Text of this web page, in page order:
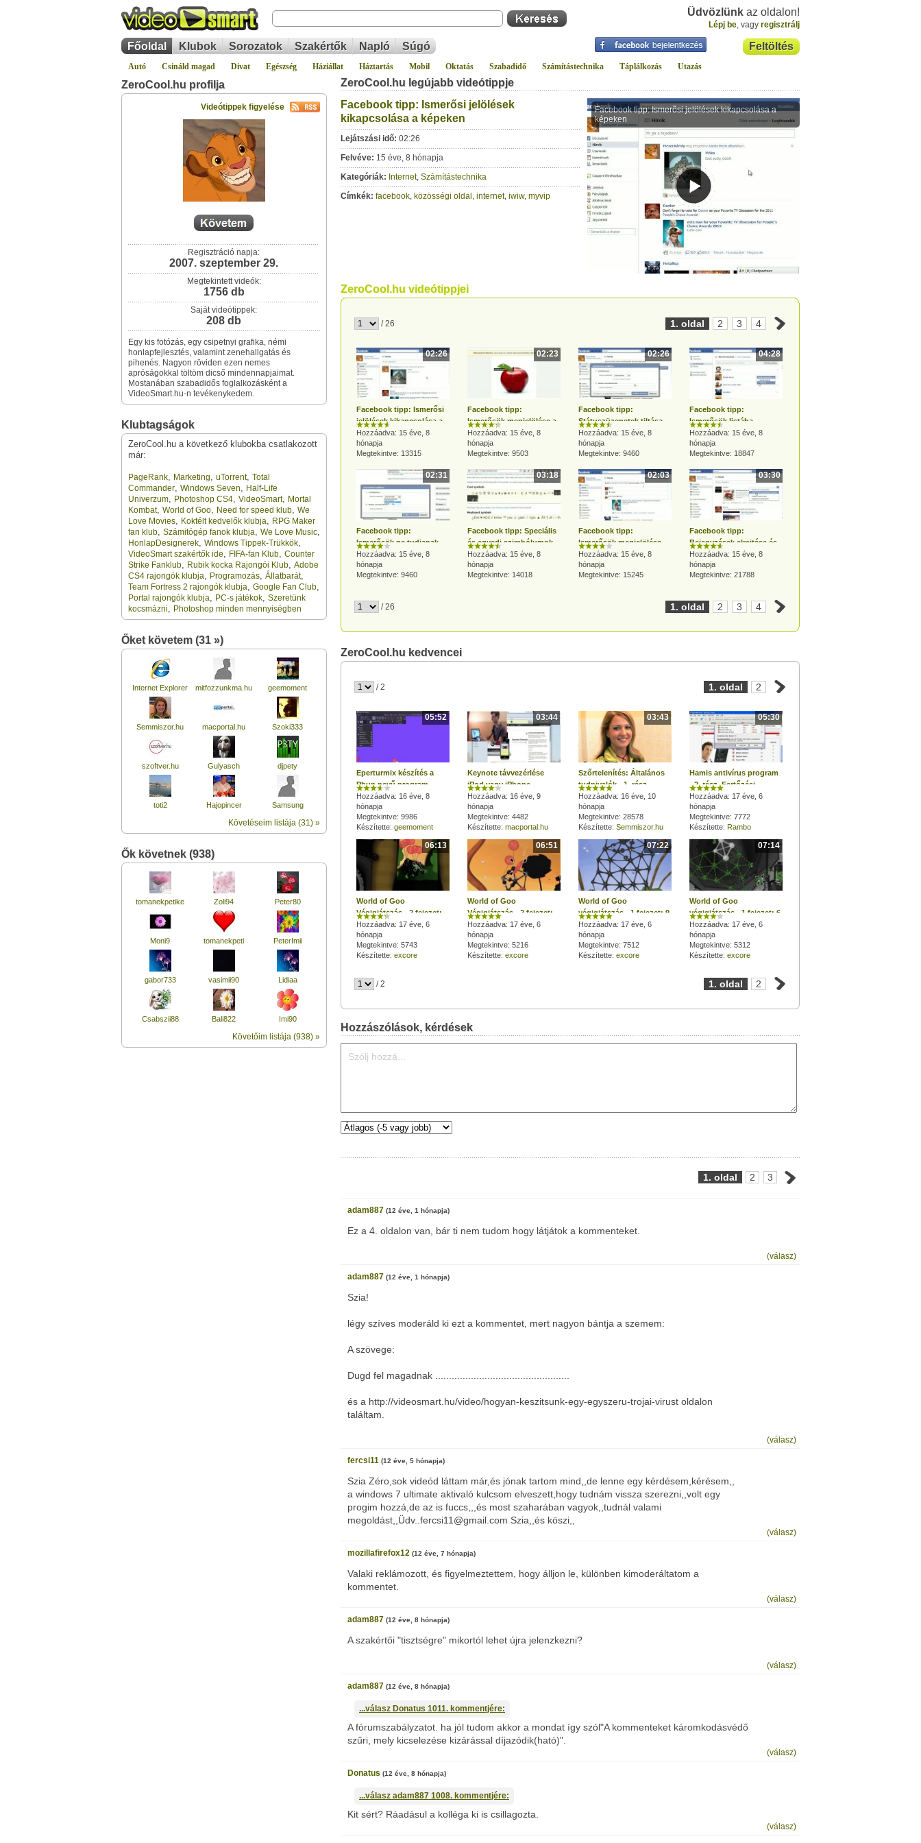
Üdvözlünk az oldalon!
Lépj be, vagy regisztrálj
Feltöltés
Főoldal Klubok Sorozatok Szakértők Napló Súgó
Autó Csináld magad Divat Egészség Háziállat Háztartás Mobil Oktatás Szabadidő Számítástechnika Táplálkozás Utazás
ZeroCool.hu profilja
Videótippek figyelése
Regisztráció napja:
2007. szeptember 29.
Megtekintett videók:
1756 db
Saját videótippek:
208 db
Egy kis fotózás, egy csipetnyi grafika, némi
honlapfejlesztés, valamint zenehallgatás és
pihenés. Nagyon röviden ezen nemes
apróságokkal töltöm dicső mindennapjaimat.
Mostanában szabadidős foglalkozásként a
VideoSmart.hu-n tevékenykedem.
Klubtagságok
ZeroCool.hu a következő klubokba csatlakozott
már:
PageRank, Marketing, uTorrent, Total
Commander, Windows Seven, Half-Life
Univerzum, Photoshop CS4, VideoSmart, Mortal
Kombat, World of Goo, Need for speed klub, We
Love Movies, Koktélt kedvelők klubja, RPG Maker
fan klub, Számitógép fanok klubja, We Love Music,
HonlapDesignerek, Windows Tippek-Trükkök,
VideoSmart szakértők ide, FIFA-fan Klub, Counter
Strike Fanklub, Rubik kocka Rajongói Klub, Adobe
CS4 rajongók klubja, Programozás, Állatbarát,
Team Fortress 2 rajongók klubja, Google Fan Club,
Portal rajongók klubja, PC-s játékok, Szeretünk
kocsmázni, Photoshop minden mennyiségben
Őket követem (31 »)
Internet Explorer mitfozzunkma.hu geemoment
Semmiszor.hu macportal.hu Szoki333
szoftver.hu Gulyasch djpety
toti2 Hajopincer Samsung
Követéseim listája (31) »
Ők követnek (938)
tomanekpetike Zoli94 Peter80
Moni9 tomanekpeti PeterImii
gabor733 vasimii90 Lidiaa
Csabszii88 Bali822 Imi90
Követőim listája (938) »
ZeroCool.hu legújabb videótippje
Facebook tipp: Ismerősi jelölések
kikapcsolása a képeken
Lejátszási idő: 02:26
Felvéve: 15 éve, 8 hónapja
Kategóriák: Internet, Számítástechnika
Címkék: facebook, közösségi oldal , internet, iwiw, myvip
ZeroCool.hu videótippjei
/ 26 1. oldal 2 3 4
Facebook tipp: Ismerősi
jelölések kikapcsolása a
képeken
02:26
Hozzáadva: 15 éve, 8
hónapja
Megtekintve: 13315
Facebook tipp:
Ismerősök megjelölése a
képeken
02:23
Hozzáadva: 15 éve, 8
hónapja
Megtekintve: 9503
Facebook tipp:
Státuszüzenetek tiltása
megadott emberek, listák
elől
02:26
Hozzáadva: 15 éve, 8
hónapja
Megtekintve: 9460
Facebook tipp:
Ismerősök listába
rendezése, listák kezelése
04:28
Hozzáadva: 15 éve, 8
hónapja
Megtekintve: 18847
Facebook tipp:
Ismerősök ne tudjanak
írni az üzenőfalamra
02:31
Hozzáadva: 15 éve, 8
hónapja
Megtekintve: 9460
Facebook tipp: Speciális
és egyedi szimbólumok
írása a státuszüzenetbe
03:18
Hozzáadva: 15 éve, 8
hónapja
Megtekintve: 14018
Facebook tipp:
Ismerősök megjelölése
státuszüzenetben
02:03
Hozzáadva: 15 éve, 8
hónapja
Megtekintve: 15245
Facebook tipp:
Bejegyzések elrejtése és
beállítása a hírfolyamban
03:30
Hozzáadva: 15 éve, 8
hónapja
Megtekintve: 21788
/ 26 1. oldal 2 3 4
ZeroCool.hu kedvencei
/ 2 1. oldal 2
Eperturmix készítés a
Phun nevű program
segítségével
05:52
Hozzáadva: 16 éve, 8
hónapja
Megtekintve: 9986
Készítette: geemoment
Keynote távvezérlése
iPod vagy iPhone
segítségével MacBookon
03:44
Hozzáadva: 16 éve, 9
hónapja
Megtekintve: 4482
Készítette: macportal.hu
Szőrtelenítés: Általános
tudnivalók - 1. rész
03:43
Hozzáadva: 16 éve, 10
hónapja
Megtekintve: 28578
Készítette: Semmiszor.hu
Hamis antivírus program
- 2. rész, Fertőzési
folyamat
05:30
Hozzáadva: 17 éve, 6
hónapja
Megtekintve: 7772
Készítette: Rambo
World of Goo
Végigjátszás - 2.fejezet:
4, 5. pálya
06:13
Hozzáadva: 17 éve, 6
hónapja
Megtekintve: 5743
Készítette: excore
World of Goo
Végigjátszás - 2.fejezet:
1, 2, 3. pálya
06:51
Hozzáadva: 17 éve, 6
hónapja
Megtekintve: 5216
Készítette: excore
World of Goo
végigjátszás - 1.fejezet: 9,
10, 11, 12. pálya
07:22
Hozzáadva: 17 éve, 6
hónapja
Megtekintve: 7512
Készítette: excore
World of Goo
végigjátszás - 1.fejezet: 6,
7, 8 pálya
07:14
Hozzáadva: 17 éve, 6
hónapja
Megtekintve: 5312
Készítette: excore
/ 2 1. oldal 2
Hozzászólások, kérdések
1. oldal 2 3
adam887 (12 éve, 1 hónapja)
Ez a 4. oldalon van, bár ti nem tudom hogy látjátok a kommenteket.
(válasz)
adam887 (12 éve, 1 hónapja)
Szia!
légy szíves moderáld ki ezt a kommentet, mert nagyon bántja a szemem:
A szövege:
Dugd fel magadnak .................................................
és a http://videosmart.hu/video/hogyan-keszitsunk-egy-egyszeru-trojai-virust oldalon
találtam.
(válasz)
fercsi11 (12 éve, 5 hónapja)
Szia Zéro,sok videód láttam már,és jónak tartom mind,,de lenne egy kérdésem,kérésem,,
a windows 7 ultimate aktivaló kulcsom elveszett,hogy tudnám vissza szerezni,,volt egy
progim hozzá,de az is fuccs,,,és most szaharában vagyok,,tudnál valami
megoldást,,Üdv..fercsi11@gmail.com Szia,,és köszi,,
(válasz)
mozillafirefox12 (12 éve, 7 hónapja)
Valaki reklámozott, és figyelmeztettem, hogy álljon le, különben kimoderáltatom a
kommentet.
(válasz)
adam887 (12 éve, 8 hónapja)
A szakértői "tisztségre" mikortól lehet újra jelenzkezni?
(válasz)
adam887 (12 éve, 8 hónapja)
...válasz Donatus 1011. kommentjére:
A fórumszabályzatot. ha jól tudom akkor a mondat így szól"A kommenteket káromkodásvédő
szűri, mely kicselezése kizárással díjazódik(ható)".
(válasz)
Donatus (12 éve, 8 hónapja)
...válasz adam887 1008. kommentjére:
Kit sért? Ráadásul a kolléga ki is csillagozta.
(válasz)